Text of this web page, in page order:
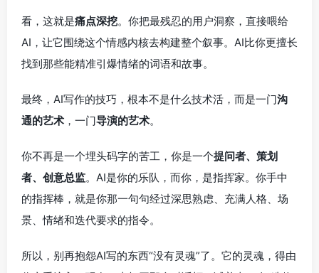
看，这就是痛点深挖。你把最残忍的用户洞察，直接喂给
AI，让它围绕这个情感内核去构建整个叙事。AI比你更擅长
找到那些能精准引爆情绪的词语和故事。
最终，AI写作的技巧，根本不是什么技术活，而是一门沟
通的艺术 ，一门导演的艺术。
你不再是一个埋头码字的苦工，你是一个提问者、策划
者、创意总监。AI是你的乐队，而你，是指挥家。你手中
的指挥棒，就是你那一句句经过深思熟虑、充满人格、场
景、情绪和迭代要求的指令。
所以，别再抱怨AI写的东西“没有灵魂”了。它的灵魂，得由